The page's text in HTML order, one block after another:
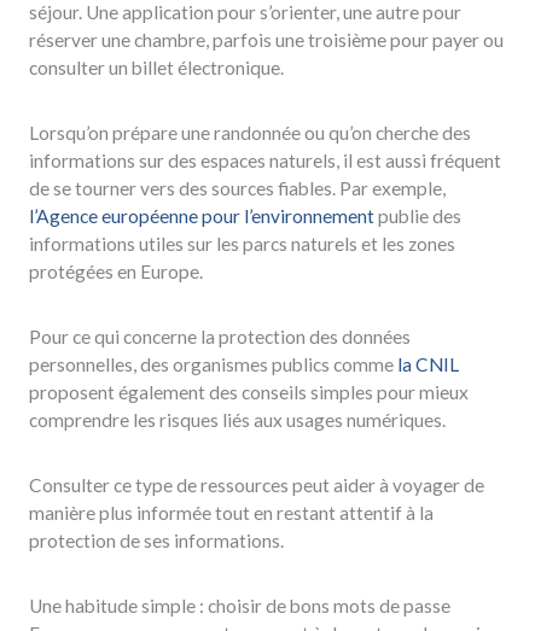
séjour. Une application pour s’orienter, une autre pour
réserver une chambre, parfois une troisième pour payer ou
consulter un billet électronique.
Lorsqu’on prépare une randonnée ou qu’on cherche des
informations sur des espaces naturels, il est aussi fréquent
de se tourner vers des sources fiables. Par exemple,
l’Agence européenne pour l’environnementpublie des
informations utiles sur les parcs naturels et les zones
protégées en Europe.
Pour ce qui concerne la protection des données
personnelles, des organismes publics comme la CNIL
proposent également des conseils simples pour mieux
comprendre les risques liés aux usages numériques.
Consulter ce type de ressources peut aider à voyager de
manière plus informée tout en restant attentif à la
protection de ses informations.
Une habitude simple : choisir de bons mots de passe